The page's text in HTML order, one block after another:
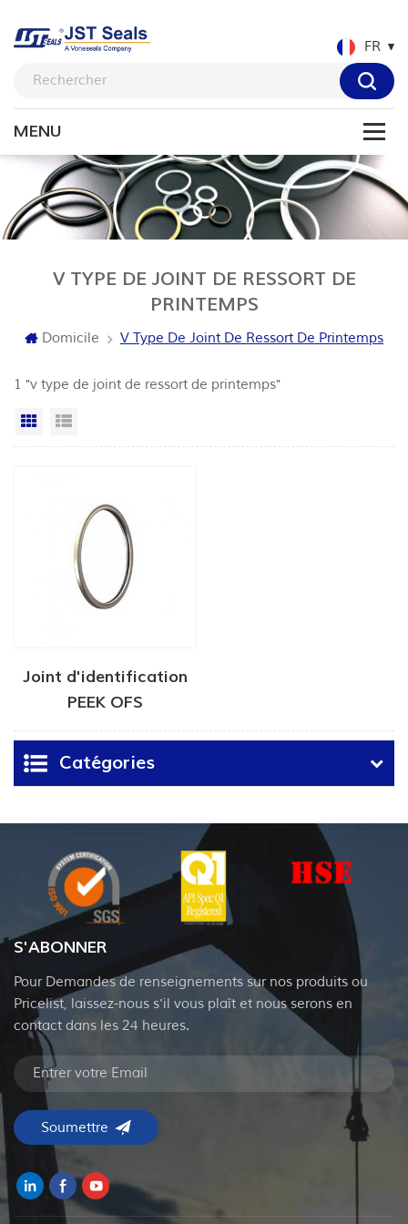
FR
V TYPE DE JOINT DE RESSORT DE
PRINTEMPS
Domicile V Type De Joint De Ressort De Printemps
1 "v type de joint de ressort de printemps"
Grille
Joint d'identification
PEEK OFS
Catégories
S'ABONNER
Pour Demandes de renseignements sur nos produits ou
Pricelist, laissez-nous s'il vous plaît et nous serons en
contact dans les 24 heures.